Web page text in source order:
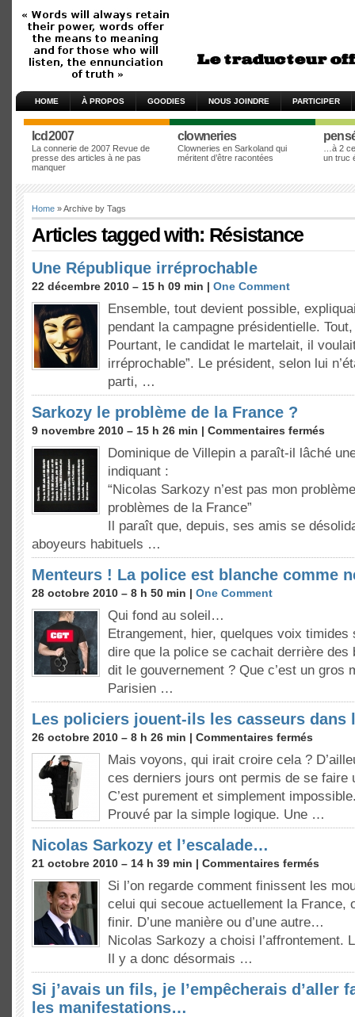
HOME À PROPOS GOODIES NOUS JOINDRE PARTICIPER
lcd2007
La connerie de 2007 Revue de
presse des articles à ne pas
manquer
clowneries
Clowneries en Sarkoland qui
méritent d’être racontées
…à 2
un truc
Home » Archive by Tags
Articles tagged with: Résistance
Une République irréprochable
22 décembre 2010 – 15 h 09 min | One Comment
Ensemble, tout devient possible,
pendant la campagne présidentielle.
Pourtant, le candidat le martelait, il
irréprochable”. Le président, selon lui
parti, …
Sarkozy le problème de la France ?
9 novembre 2010 – 15 h 26 min | Commentaires fermés
Dominique de Villepin a paraît-il lâché
indiquant :
“Nicolas Sarkozy n’est pas mon
problèmes de la France”
Il paraît que, depuis, ses amis se
aboyeurs habituels …
Menteurs ! La police est blanche comme
28 octobre 2010 – 8 h 50 min | One Comment
Qui fond au soleil…
Etrangement, hier, quelques voix timides
dire que la police se cachait derrière des
dit le gouvernement ? Que c’est un gros
Parisien …
Les policiers jouent-ils les casseurs dans
26 octobre 2010 – 8 h 26 min | Commentaires fermés
Mais voyons, qui irait croire cela ?
ces derniers jours ont permis de se faire
C’est purement et simplement
Prouvé par la simple logique. Une …
Nicolas Sarkozy et l’escalade…
21 octobre 2010 – 14 h 39 min | Commentaires fermés
Si l’on regarde comment finissent les
celui qui secoue actuellement la France,
finir. D’une manière ou d’une autre…
Nicolas Sarkozy a choisi l’affrontement.
Il y a donc désormais …
Si j’avais un fils, je l’empêcherais d’aller
les manifestations…